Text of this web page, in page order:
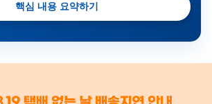
핵심 내용 요약하기
금일 시세가 적용
배송